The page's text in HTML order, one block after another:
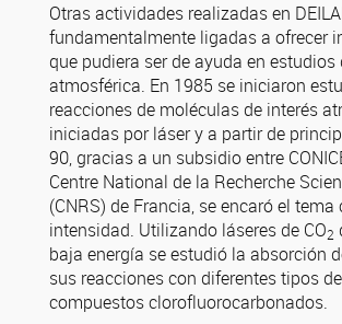
Otras actividades realizadas en
fundamentalmente ligadas a ofrecer
que pudiera ser de ayuda en
atmosférica. En 1985 se iniciaron
reacciones de moléculas de interés
iniciadas por láser y a partir de
90, gracias a un subsidio entre
Centre National de la Recherche
(CNRS) de Francia, se encaró el
intensidad. Utilizando láseres de CO2
baja energía se estudió la absorción
sus reacciones con diferentes tipos
compuestos clorofluorocarbonados.